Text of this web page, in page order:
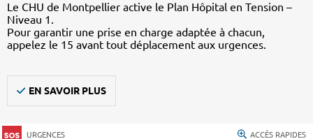
Le CHU de Montpellier active le Plan Hôpital en Tension –
Niveau 1.
Pour garantir une prise en charge adaptée à chacun,
appelez le 15 avant tout déplacement aux urgences.
EN SAVOIR PLUS
URGENCES ACCÈS RAPIDES